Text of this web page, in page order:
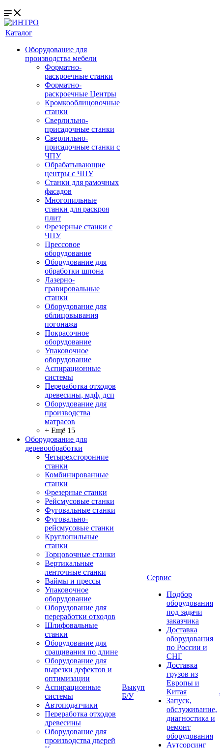
Каталог
Оборудование для
производства мебели
Форматно-
раскроечные станки
Форматно-
раскроечные Центры
Кромкооблицовочные
станки
Сверлильно-
присадочные станки
Сверлильно-
присадочные станки с
ЧПУ
Обрабатывающие
центры с ЧПУ
Станки для рамочных
фасадов
Многопильные
станки для раскроя
плит
Фрезерные станки с
ЧПУ
Прессовое
оборудование
Оборудование для
обработки шпона
Лазерно-
гравировальные
станки
Оборудование для
облицовывания
погонажа
Покрасочное
оборудование
Упаковочное
оборудование
Аспирационные
системы
Переработка отходов
древесины, мдф, дсп
Оборудование для
производства
матрасов
+ Ещё 15
Оборудование для
деревообработки
Четырехсторонние
станки
Комбинированные
станки
Фрезерные станки
Рейсмусовые станки
Фуговальные станки
Фуговально-
рейсмусовые станки
Круглопильные
станки
Торцовочные станки
Вертикальные
ленточные станки
Ваймы и прессы
Упаковочное
оборудование
Оборудование для
переработки отходов
Шлифовальные
станки
Оборудование для
сращивания по длине
Оборудование для
вырезки дефектов и
оптимизации
Аспирационные
системы
Автоподатчики
Переработка отходов
древесины
Оборудование для
производства дверей
Выкуп
Б/У
Сервис
Подбор
оборудования
под задачи
заказчика
Доставка
оборудования
по России и
СНГ
Доставка
грузов из
Европы и
Китая
Запуск,
обслуживание,
диагностика и
ремонт
оборудования
Аутсорсинг